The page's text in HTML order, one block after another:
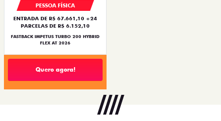
PESSOA FÍSICA
ENTRADA DE R$ 67.661,10 +24
PARCELAS DE R$ 6.152,10
FASTBACK IMPETUS TURBO 200 HYBRID
FLEX AT 2026
Quero agora!